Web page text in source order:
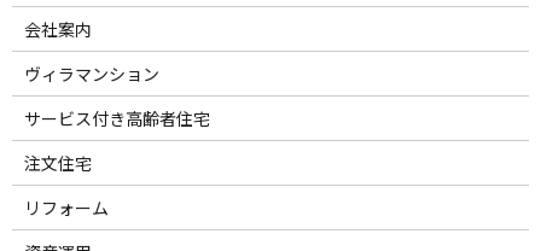
会社案内
ヴィラマンション
サービス付き高齢者住宅
注文住宅
リフォーム